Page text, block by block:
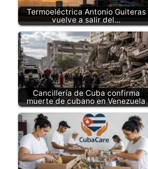
Termoeléctrica Antonio Guiteras
vuelve a salir del…
Cancillería de Cuba confirma
muerte de cubano en Venezuela